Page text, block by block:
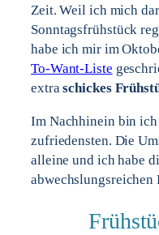
Zeit. Weil ich mich
Sonntagsfrühstück
habe ich mir im
To-Want-Liste
extraschickes
Im Nachhinein bin
zufriedensten. Die
alleine und ich habe
abwechslungsreichen